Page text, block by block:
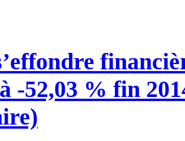
-52,03 % fin